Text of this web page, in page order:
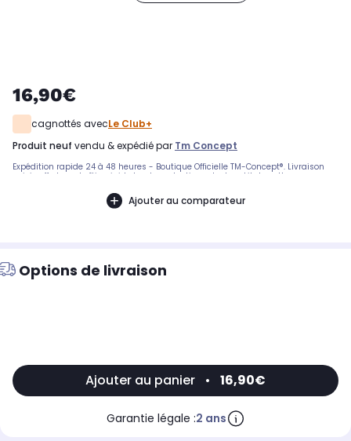
16,90€
cagnottés avecLe Club+
produit neuf vendu & expédié par Tm Concept
Expédition rapide 24 à 48 heures - Boutique Officielle TM-Concept®. Livraison
suivie offerte en boîtier rigide haute protection. - Inclus : kit de nettoyage
Ajouter au comparateur
Options de livraison
Ajouter au panier • 16,90€
Garantie légale :2 ans